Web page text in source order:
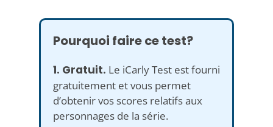
Pourquoi faire ce test?
1. Gratuit. Le iCarly Test est fourni
gratuitement et vous permet
d’obtenir vos scores relatifs aux
personnages de la série.